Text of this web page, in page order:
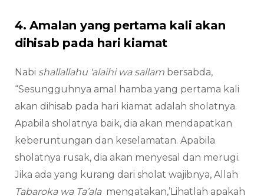
4. Amalan yang pertama kali akan
dihisab pada hari kiamat
Nabi shallallahu ‘alaihi wa sallam bersabda,
“Sesungguhnya amal hamba yang pertama kali
akan dihisab pada hari kiamat adalah sholatnya.
Apabila sholatnya baik, dia akan mendapatkan
keberuntungan dan keselamatan. Apabila
sholatnya rusak, dia akan menyesal dan merugi.
Jika ada yang kurang dari sholat wajibnya, Allah
Tabaroka wa Ta’alamengatakan,’Lihatlah apakah